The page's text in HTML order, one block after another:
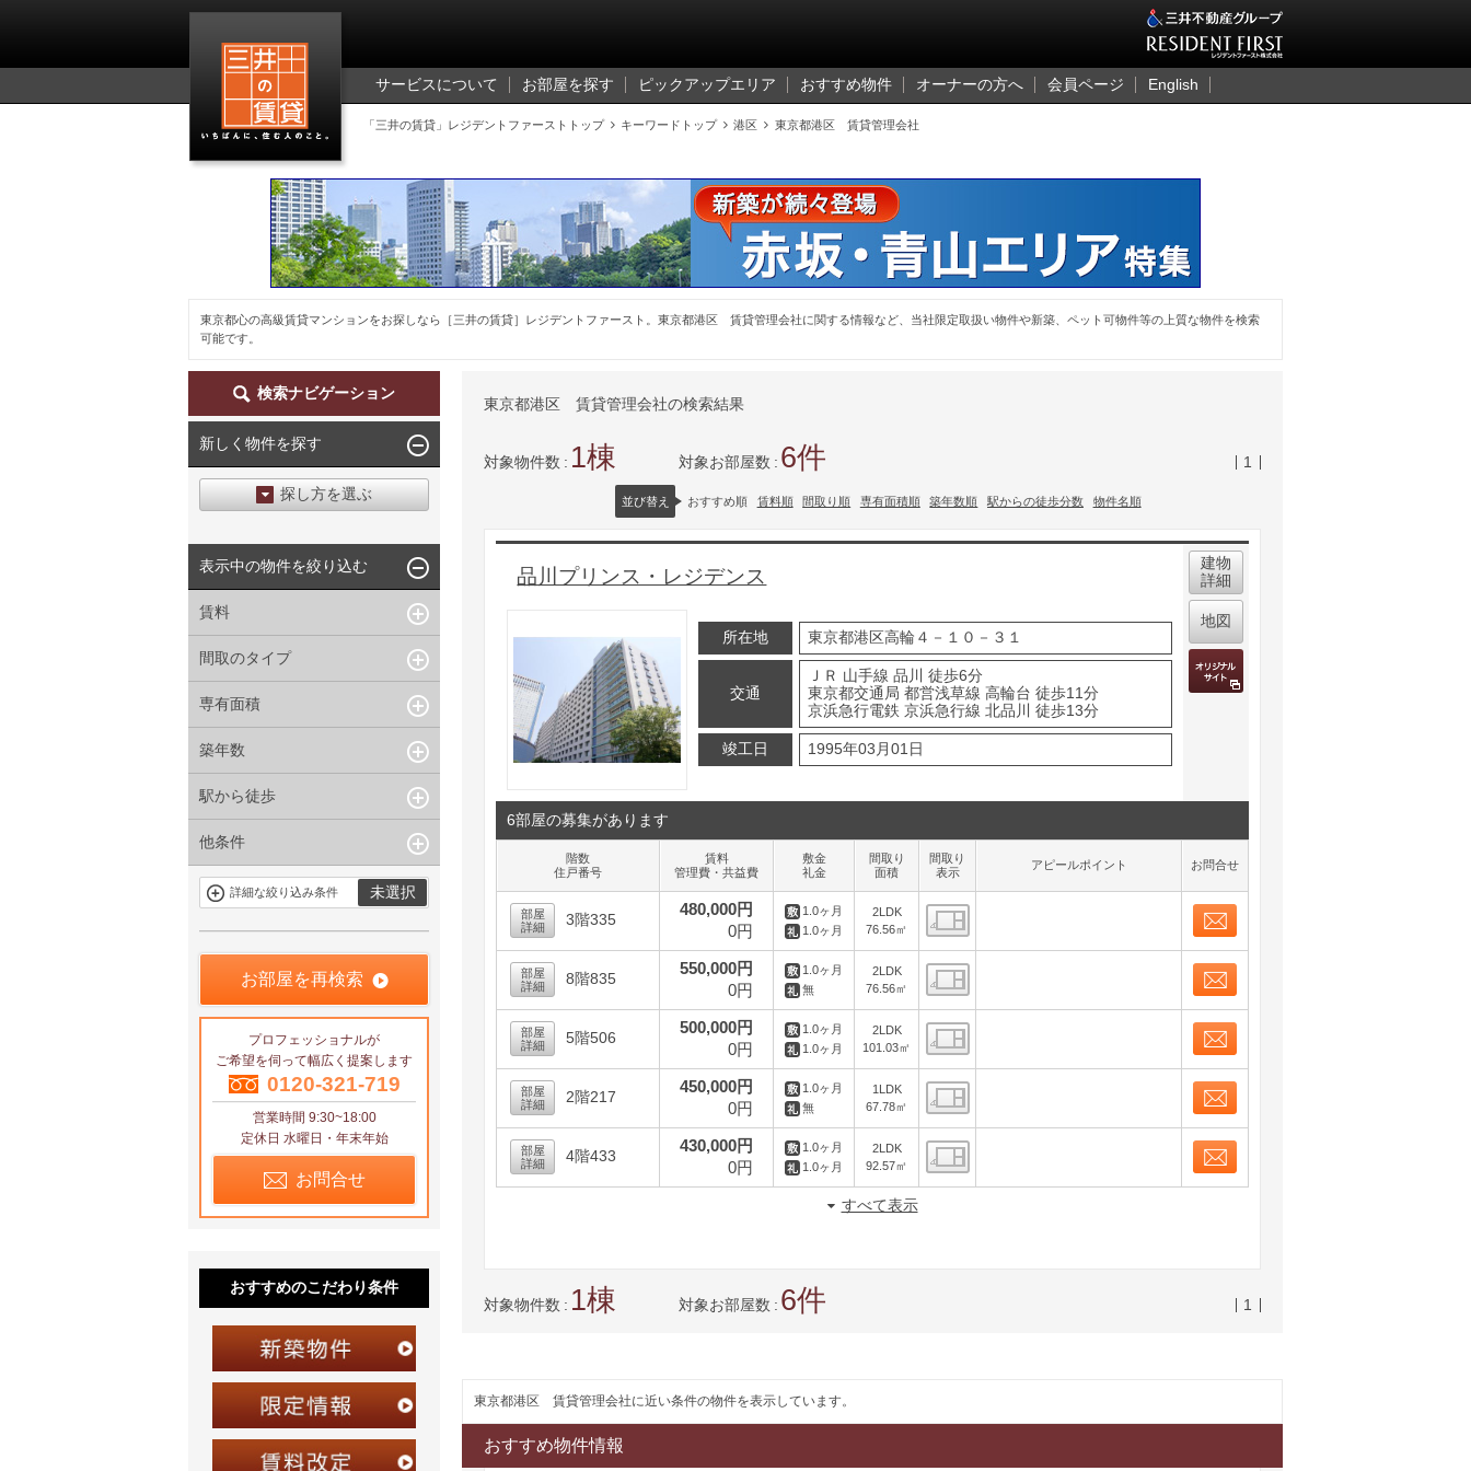
サービスについて お部屋を探す ピックアップエリア おすすめ物件 オーナーの方へ 会員ページ English
「三井の賃貸」レジデントファーストトップ  キーワードトップ  港区  東京都港区 賃貸管理会社
東京都心の高級賃貸マンションをお探しなら［三井の賃貸］レジデントファースト。東京都港区 賃貸管理会社に関する情報など、当社限定取扱い物件や新築、ペット可物件等の上質な物件を検索
可能です。
東京都港区 賃貸管理会社の検索結果
対象物件数 1 対象お部屋数 6 1
並び替え おすすめ順 賃料順 間取り順 専有面積順 築年数順 駅からの徒歩分数 物件名順
品川プリンス・レジデンス
所在地 東京都港区高輪４－１０－３１
交通
ＪＲ 山手線 品川 徒歩6分
東京都交通局 都営浅草線 高輪台 徒歩11分
京浜急行電鉄 京浜急行線 北品川 徒歩13分
竣工日 1995年03月01日
建物
詳細
地図
6部屋の募集があります
階数
住戸番号
賃料
管理費・共益費
敷金
礼金
間取り
面積
間取り
表示
アピールポイント お問合せ
部屋
詳細
3階335
480,000円
0円
1.0ヶ月
1.0ヶ月
2LDK
76.56㎡
間取り表示
部屋
詳細
8階835
550,000円
0円
1.0ヶ月
無
2LDK
76.56㎡
間取り表示
部屋
詳細
5階506
500,000円
0円
1.0ヶ月
1.0ヶ月
2LDK
101.03㎡
間取り表示
部屋
詳細
2階217
450,000円
0円
1.0ヶ月
無
1LDK
67.78㎡
間取り表示
部屋
詳細
4階433
430,000円
0円
1.0ヶ月
1.0ヶ月
2LDK
92.57㎡
間取り表示
すべて表示
対象物件数 1 対象お部屋数 6 1
東京都港区 賃貸管理会社に近い条件の物件を表示しています。
おすすめ物件情報
検索ナビゲーション
新しく物件を探す
探し方を選ぶ
区から探す
地図から探す
沿線から探す
表示中の物件を絞り込む
賃料
下限なし
礼金なし
敷金なし
礼金１ヶ月以下
フリーレント付き
間取のタイプ
1R〜1K
1DK〜1LDK
4LDK〜
専有面積
指定なし
築年数
指定なし
5年以内
15年以内
駅から徒歩
指定なし
10分以内
15分以内
他条件
駐車場有
当社限定物件
まない
件
申込無し物件
のみ表示
詳細な絞り込み条件 未選択
お部屋を再検索
プロフェッショナルが
ご希望を伺って幅広く提案します
0120-321-719
営業時間 9:30~18:00
定休日 水曜日・年末年始
お問合せ
おすすめのこだわり条件